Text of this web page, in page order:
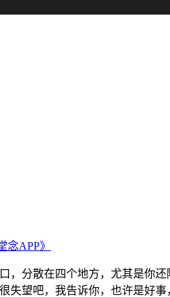
念APP》
，分散在四个地方，尤其是你
失望吧，我告诉你，也许是好